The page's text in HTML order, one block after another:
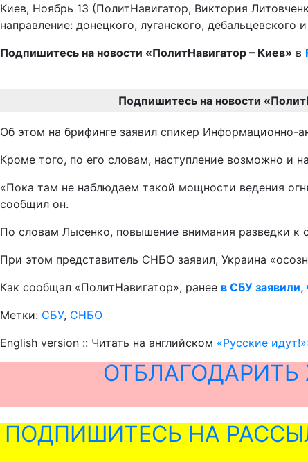
Киев, Ноябрь 13 (ПолитНавигатор, Виктория
направление: донецкого, луганского, дебальцевского
Подпишитесь на новости «ПолитНавигатор – Киев» в
Подпишитесь на новости
Об этом на брифинге заявил спикер Информационно-
Кроме того, по его словам, наступление возможно и
«Пока там не наблюдаем такой мощности ведения
сообщил он.
По словам Лысенко, повышение внимания разведки к
При этом представитель СНБО заявил, Украина
Как сообщал «ПолитНавигатор», ранее в СБУ
Метки: СБУ, СНБО
English version :: Читать на английском «Русские
ПОДПИШИТЕСЬ НА